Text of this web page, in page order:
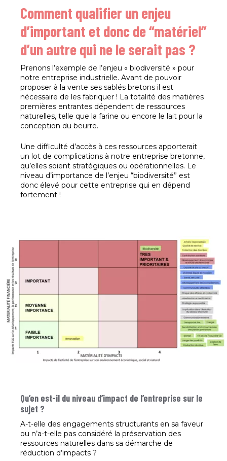
Comment qualifier un enjeu
d’important et donc de “matériel”
d’un autre qui ne le serait pas ?
Prenons l’exemple de l’enjeu « biodiversité » pour
notre entreprise industrielle. Avant de pouvoir
proposer à la vente ses sablés bretons il est
nécessaire de les fabriquer ! La totalité des matières
premières entrantes dépendent de ressources
naturelles, telle que la farine ou encore le lait pour la
conception du beurre.
Une difficulté d’accès à ces ressources apporterait
un lot de complications à notre entreprise bretonne,
qu’elles soient stratégiques ou opérationnelles. Le
niveau d’importance de l’enjeu “biodiversité” est
donc élevé pour cette entreprise qui en dépend
fortement !
Qu’en est-il du niveau d’impact de l’entreprise sur le
sujet ?
A-t-elle des engagements structurants en sa faveur
ou n’a-t-elle pas considéré la préservation des
ressources naturelles dans sa démarche de
réduction d’impacts ?